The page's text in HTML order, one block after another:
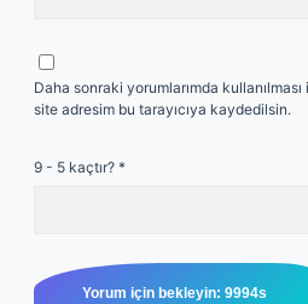
Daha sonraki yorumlarımda
site adresim bu tarayıcıya kaydedilsin.
9 - 5 kaçtır? *